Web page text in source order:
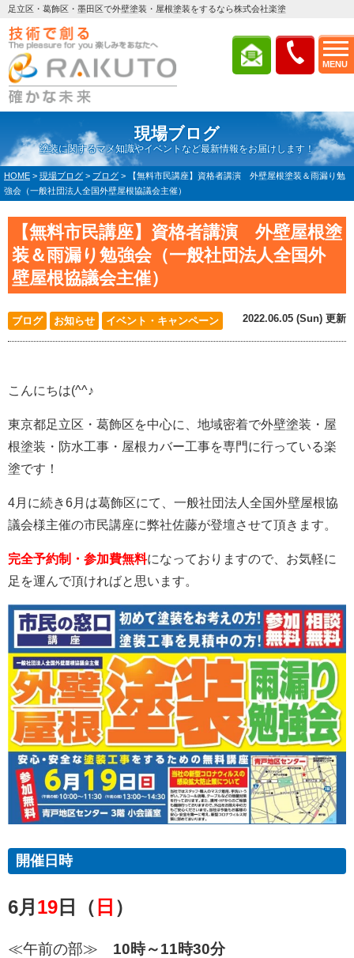
MENU
足立区・葛飾区・墨田区で外壁塗装・屋根塗装をするなら株式会社楽塗
現場ブログ
塗装に関するマメ知識やイベントなど最新情報をお届けします！
HOME > 現場ブログ > ブログ >
【無料市民講座】資格者講演 外壁屋根塗装＆雨漏り勉
強会（一般社団法人全国外壁屋根協議会主催）
【無料市民講座】資格者講演 外壁屋根塗
装＆雨漏り勉強会（一般社団法人全国外
壁屋根協議会主催）
ブログ お知らせ イベント・キャンペーン 2022.06.05 (Sun) 更新
こんにちは(^^♪
東京都足立区・葛飾区を中心に、地域密着で外壁塗装・屋
根塗装・防水工事・屋根カバー工事を専門に行っている楽
塗です！
4月に続き6月は葛飾区にて、一般社団法人全国外壁屋根協
議会様主催の市民講座に弊社佐藤が登壇させて頂きます。
完全予約制・参加費無料になっておりますので、お気軽に
足を運んで頂ければと思います。
開催日時
6月 19 日（ 日 ）
≪午前の部≫ 10時～11時30分